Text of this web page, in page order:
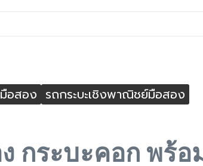
อสอง รถกระบะเชิงพาณิชย์มือสอง
ง กระบะคอก พร้